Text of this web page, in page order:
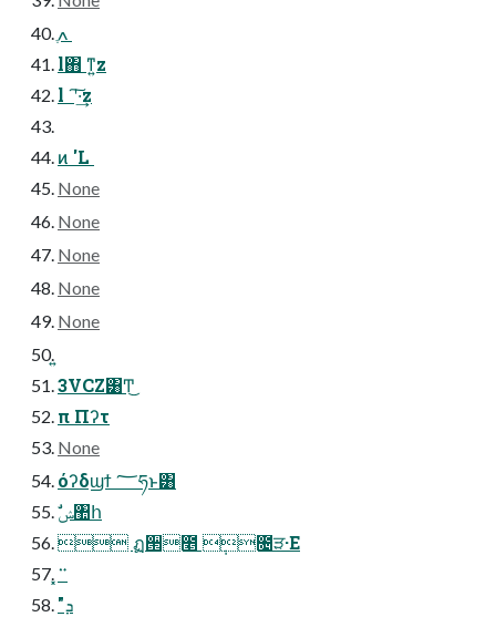
‭‭ֶߍ‭ ‭‭‭‭
l΋͏‭‭‭‭ ‭‭ͳ͍‭z
l‭‭‭‭‭‭ ‭‭‭‭‭‭ ʹ‭‭͠·͢z
‭‭ͷ '‭‭‭L ‭‭‭
None
None
None
None
None
3VCZ͸Ͳ͜
‭‭‭‭‭π Πʔτ‭‭‭
None
όʔδϣϯ ؅ཧͱ͸
ࣗݾ঺հ
 ฏ੒೥ ݄೔ੜ·Ε
͏͓࠲
"ܕ